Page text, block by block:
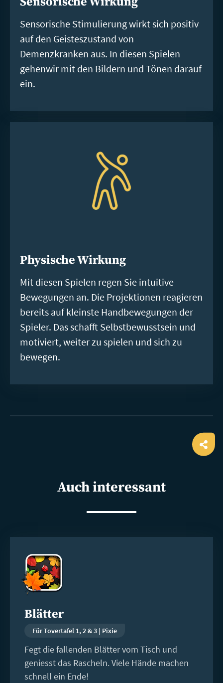
Sensorische Stimulierung wirkt sich positiv
auf den Geisteszustand von
Demenzkranken aus. In diesen Spielen
gehenwir mit den Bildern und Tönen darauf
ein.
Physische Wirkung
Mit diesen Spielen regen Sie intuitive
Bewegungen an. Die Projektionen reagieren
bereits auf kleinste Handbewegungen der
Spieler. Das schafft Selbstbewusstsein und
motiviert, weiter zu spielen und sich zu
bewegen.
Auch interessant
Blätter
Für Tovertafel 1, 2 & 3 | Pixie
Fegt die fallenden Blätter vom Tisch und
geniesst das Rascheln. Viele Hände machen
schnell ein Ende!